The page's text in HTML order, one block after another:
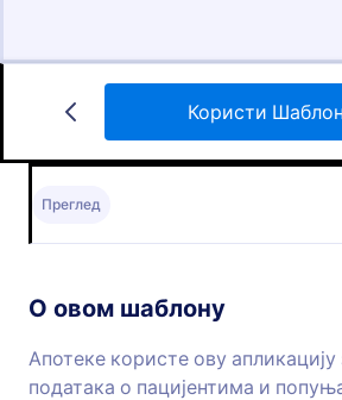
Користи Шаблон
Преглед
О овом шаблону
Апотеке користе ову
података о пацијентима и